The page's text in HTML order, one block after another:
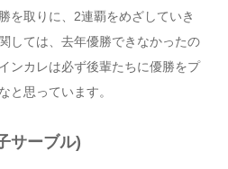
を取りに、2連覇をめざしていき
しては、去年優勝できなかったの
ンカレは必ず後輩たちに優勝をプ
と思っています。
サーブル)